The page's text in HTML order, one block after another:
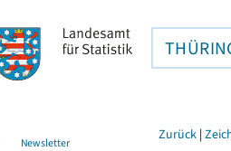
Newsletter Zurück |